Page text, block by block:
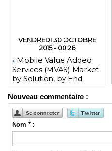
VENDREDI 30 OCTOBRE
2015 - 00:26
Mobile Value Added
Services (MVAS) Market
by Solution, by End
Geography - Global
Forecast and Analysis to
2020 - Reportlinker
Review
Nouveau commentaire :
Nom * :